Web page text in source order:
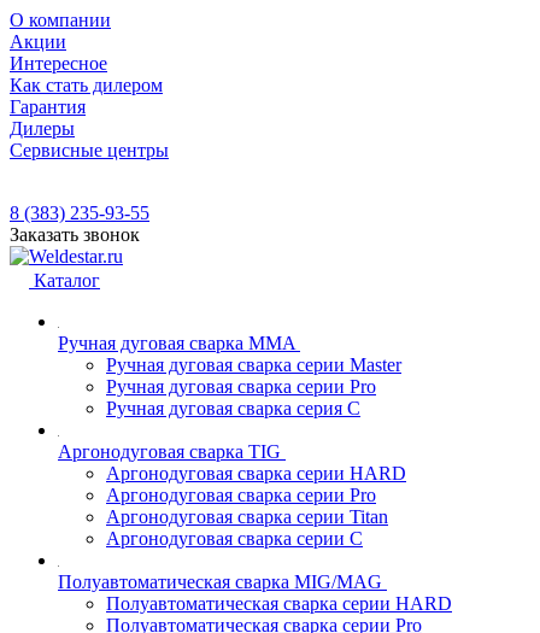
О компании
Акции
Интересное
Как стать дилером
Гарантия
Дилеры
Сервисные центры
8 (383) 235-93-55
Заказать звонок
Каталог
Ручная дуговая сварка MMA
Ручная дуговая сварка серии Master
Ручная дуговая сварка серии Pro
Ручная дуговая сварка серия С
Аргонодуговая сварка TIG
Аргонодуговая сварка серии HARD
Аргонодуговая сварка серии Pro
Аргонодуговая сварка серии Titan
Аргонодуговая сварка серии С
Полуавтоматическая сварка MIG/MAG
Полуавтоматическая сварка серии HARD
Полуавтоматическая сварка серии Pro